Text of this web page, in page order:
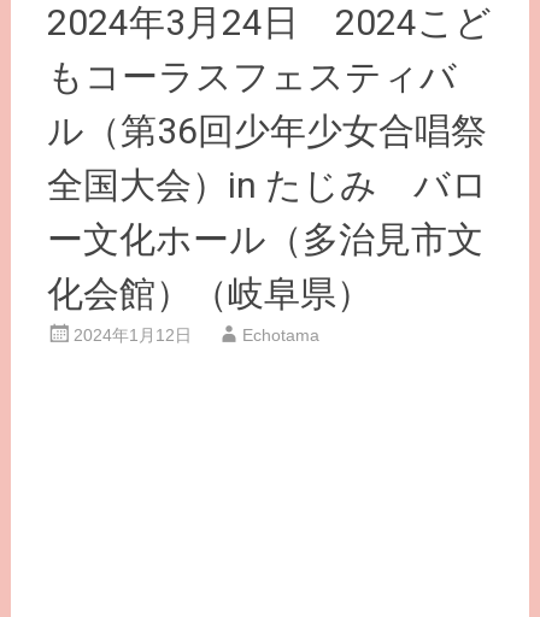
2024年3月24日 2024こど
もコーラスフェスティバ
ル（第36回少年少女合唱祭
全国大会）in たじみ バロ
ー文化ホール（多治見市文
化会館）（岐阜県）
2024年1月12日 Echotama